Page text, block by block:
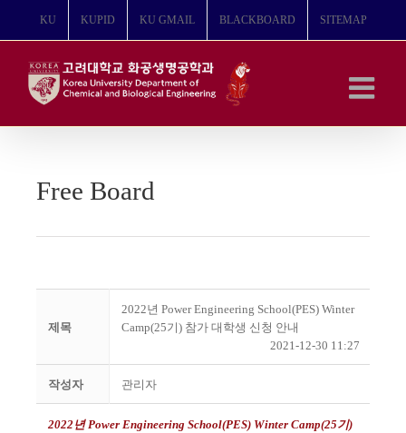
뛰
KU KUPID KU GMAIL BLACKBOARD SITEMAP
Free Board
제목
2022년 Power Engineering School(PES) Winter
Camp(25기) 참가 대학생 신청 안내
2021-12-30 11:27
작성자 관리자
2022년Power Engineering School(PES) Winter Camp(25기)